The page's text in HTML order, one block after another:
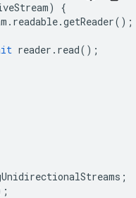
)
{
. readable.getReader();
reader . read();
;